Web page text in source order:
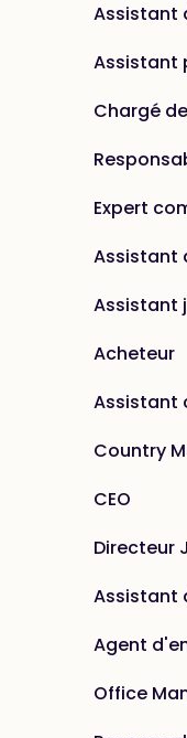
Assistant
Assistant
Chargé
Expert
Assistant
Assistant
Acheteur
Assistant
Country
CEO
Directeur
Assistant
Agent
Office